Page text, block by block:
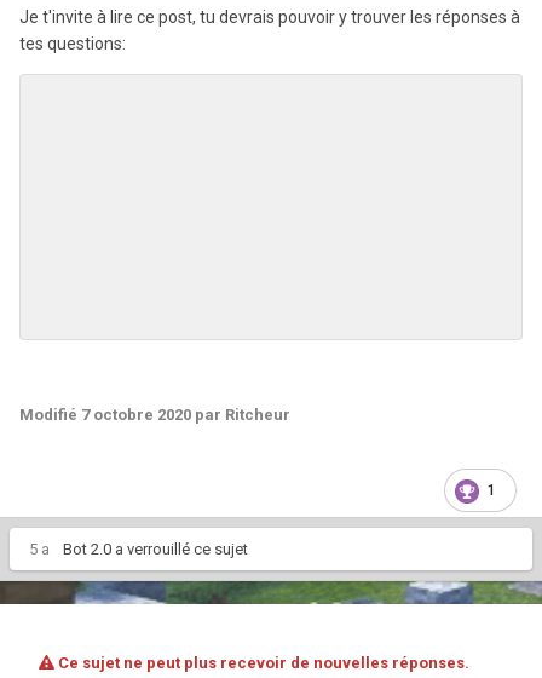
Je t'invite à lire ce post, tu devrais pouvoir y trouver les réponses à
tes questions:
Modifié 7 octobre 2020 par Ritcheur
1
5 a Bot 2.0 a verrouillé ce sujet
Ce sujet ne peut plus recevoir de nouvelles réponses.